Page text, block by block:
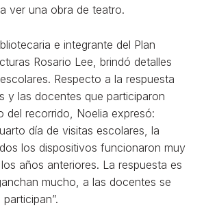
ver una obra de teatro.
e integrante del Plan
Rosario Lee, brindó detalles
Respecto a la respuesta
y las docentes que participaron
del recorrido, Noelia expresó:
día de visitas escolares, la
los dispositivos funcionaron muy
años anteriores. La respuesta es
mucho, a las docentes se